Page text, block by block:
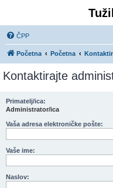
ČPP
Početna Početna
Kontaktirajte
Primatelj/ica:
Administrator/ica
Vaša adresa elektroničke pošte:
Vaše ime:
Naslov: